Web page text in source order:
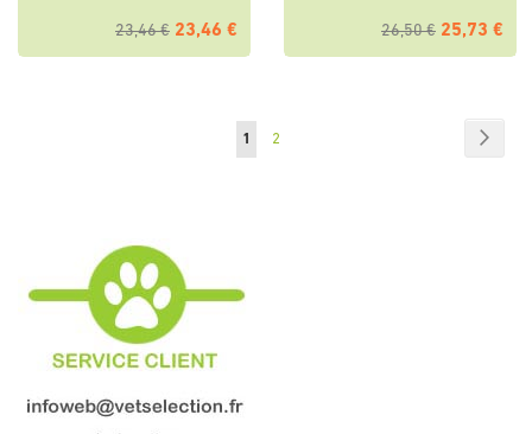
23,46 € 23,46 € 26,50 € 25,73 €
Page
Vous
page
1 Page
2